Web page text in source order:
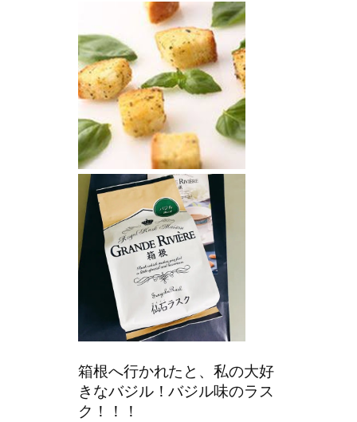
箱根へ行かれたと、私の大好
きなバジル！バジル味のラス
ク！！！